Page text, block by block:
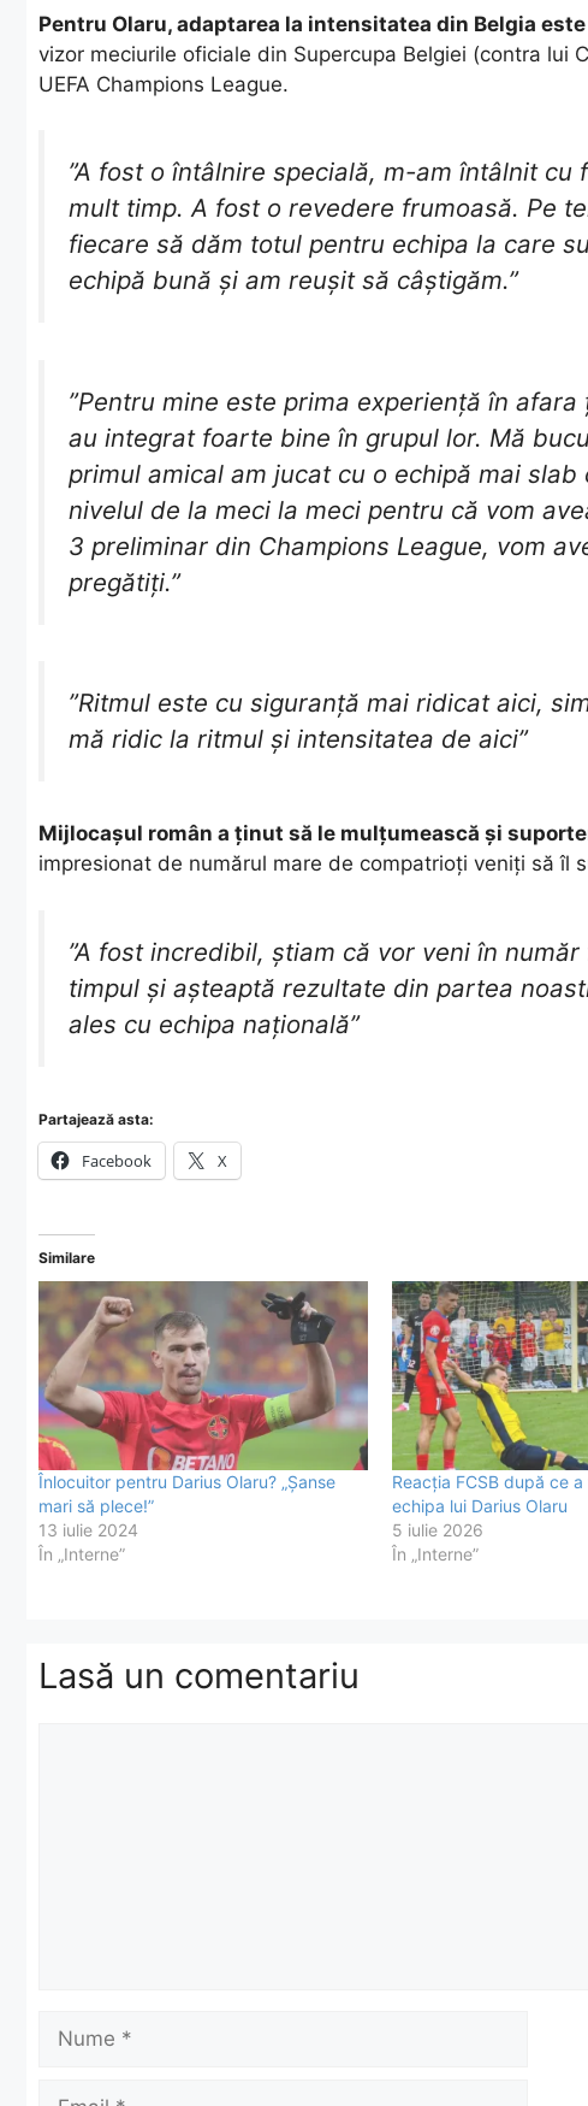
Pentru Olaru, adaptarea la intensitatea din Belgia
vizor meciurile oficiale din Supercupa Belgiei (contra lui
UEFA Champions League.
​”A fost o întâlnire specială, m-am întâlnit
mult timp. A fost o revedere frumoasă. Pe
fiecare să dăm totul pentru echipa la care
echipă bună și am reușit să câștigăm.”
​”Pentru mine este prima experiență în
au integrat foarte bine în grupul lor. Mă
primul amical am jucat cu o echipă mai
nivelul de la meci la meci pentru că vom
3 preliminar din Champions League, vom
pregătiți.”
​”Ritmul este cu siguranță mai ridicat aici,
mă ridic la ritmul și intensitatea de aici”
Mijlocașul român a ținut să le mulțumească și
impresionat de numărul mare de compatrioți veniți să îl
​”A fost incredibil, știam că vor veni în
timpul și așteaptă rezultate din partea
ales cu echipa națională”
Partajează asta:
Facebook X
Similare
Înlocuitor pentru Darius Olaru? „Șanse
mari să plece!”
13 iulie 2024
În „Interne”
Reacția FCSB după ce
echipa lui Darius Olaru
5 iulie 2026
În „Interne”
Lasă un comentariu